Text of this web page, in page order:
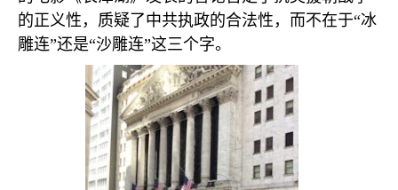
的正义性，质疑了中共执政的合法性，而不在于“冰
雕连”还是“沙雕连”这三个字。